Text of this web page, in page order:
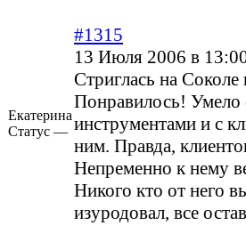
Екатерина
Статус —
#1315
13 Июля 2006 в
Стриглась на
Понравилось! Умело
инструментами и с
ним. Правда,
Непременно к нему
Никого кто от него
изуродовал, все